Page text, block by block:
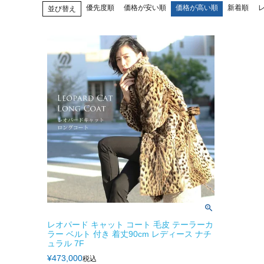
並び替え 優先度順 価格が安い順 価格が高い順 新着順
レオパード キャット コート 毛皮 テーラーカ
ラー ベルト 付き 着丈90cm レディース ナチ
ュラル 7F
¥473,000税込